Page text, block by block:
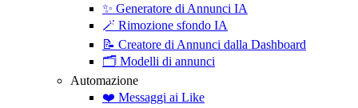
✨ Generatore di Annunci IA
🪄 Rimozione sfondo IA
📝 Creatore di Annunci dalla Dashboard
🗂️ Modelli di annunci
Automazione
❤️ Messaggi ai Like